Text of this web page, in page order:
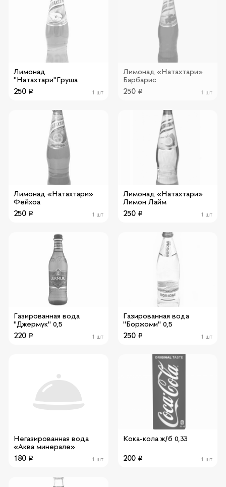
Лимонад
"Натахтари"Груша
250 1 шт
Лимонад «Натахтари»
Барбарис
250 1 шт
Лимонад «Натахтари»
Фейхоа
250 1 шт
Лимонад «Натахтари»
Лимон Лайм
250 1 шт
Газированная вода
"Джермук" 0,5
220 1 шт
Газированная вода
"Боржоми" 0,5
250 1 шт
Негазированная вода
«Аква минерале»
180 1 шт
Кока-кола ж/б 0,33
200 1 шт